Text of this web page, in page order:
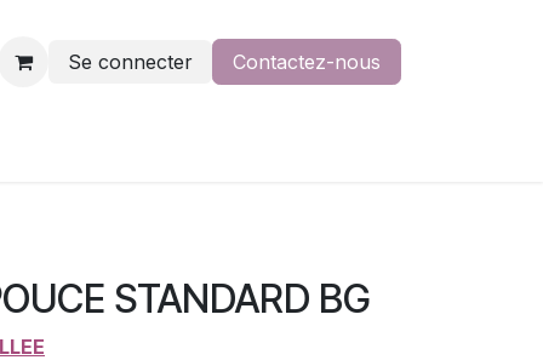
Se connecter Contactez-nous
STANDARD BG